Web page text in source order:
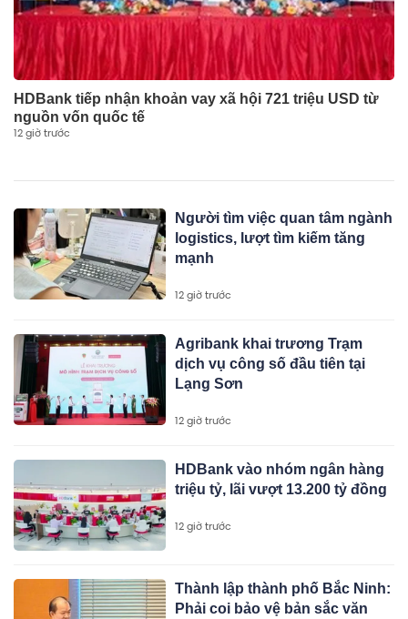
HDBank tiếp nhận khoản vay xã hội 721 triệu USD từ
nguồn vốn quốc tế
12 giờ trước
Người tìm việc quan tâm ngành
logistics, lượt tìm kiếm tăng
mạnh
12 giờ trước
Agribank khai trương Trạm
dịch vụ công số đầu tiên tại
Lạng Sơn
12 giờ trước
HDBank vào nhóm ngân hàng
triệu tỷ, lãi vượt 13.200 tỷ đồng
12 giờ trước
Thành lập thành phố Bắc Ninh:
Phải coi bảo vệ bản sắc văn